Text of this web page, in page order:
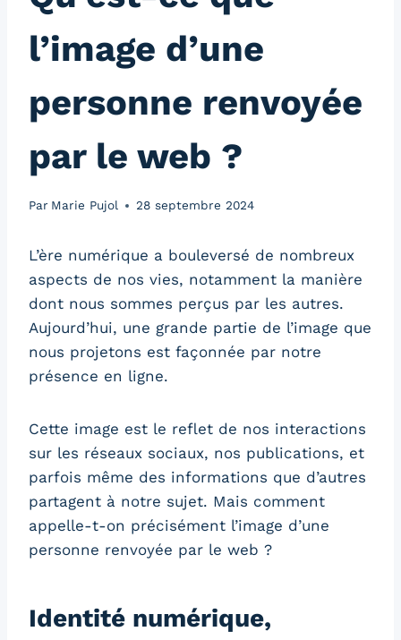
l’image d’une
personne renvoyée
par le web ?
Par Marie Pujol 28 septembre 2024
L’ère numérique a bouleversé de nombreux
aspects de nos vies, notamment la manière
dont nous sommes perçus par les autres.
Aujourd’hui, une grande partie de l’image que
nous projetons est façonnée par notre
présence en ligne.
Cette image est le reflet de nos interactions
sur les réseaux sociaux, nos publications, et
parfois même des informations que d’autres
partagent à notre sujet. Mais comment
appelle-t-on précisément l’image d’une
personne renvoyée par le web ?
Identité numérique,